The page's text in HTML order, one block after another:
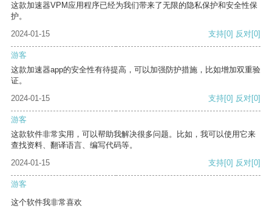
这款加速器VPM应用程序已经为我们带来了无限的隐私保护和安全性保
护。
2024-01-15
支持[0] 反对[0]
游客
这款加速器app的安全性有待提高，可以加强防护措施，比如增加双重验
证。
2024-01-15
支持[0] 反对[0]
游客
这款软件非常实用，可以帮助我解决很多问题。比如，我可以使用它来
查找资料、翻译语言、编写代码等。
2024-01-15
支持[0] 反对[0]
游客
这个软件我非常喜欢